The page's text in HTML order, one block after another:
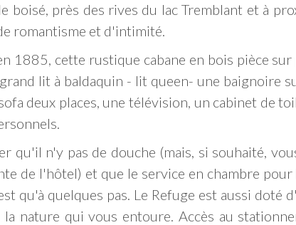
boisé, près des rives du lac Tremblant et à
romantisme et d'intimité.
1885, cette rustique cabane en bois pièce
lit à baldaquin - lit queen- une baignoire
deux places, une télévision, un cabinet de
qu'il n'y pas de douche (mais, si souhaité,
de l'hôtel) et que le service en chambre
qu'à quelques pas. Le Refuge est aussi doté
la nature qui vous entoure. Accès au